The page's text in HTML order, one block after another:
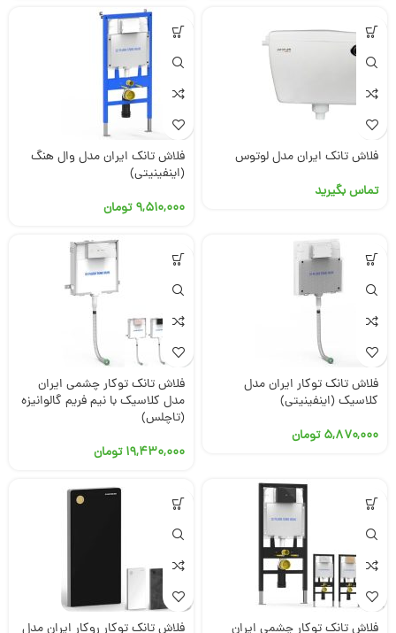
فلاش تانک ایران مدل لوتوس
تماس بگیرید
فلاش تانک ایران مدل وال هنگ
(اینفینیتی)
۹,۵۱۰,۰۰۰ تومان
فلاش تانک توکار ایران مدل
کلاسیک (اینفینیتی)
۵,۸۷۰,۰۰۰ تومان
فلاش تانک توکار چشمی ایران
مدل کلاسیک با نیم فریم گالوانیزه
(تاچلس)
۱۹,۴۳۰,۰۰۰ تومان
فلاش تانک توکار چشمی ایران
فلاش تانک توکار روکار ایران مدل